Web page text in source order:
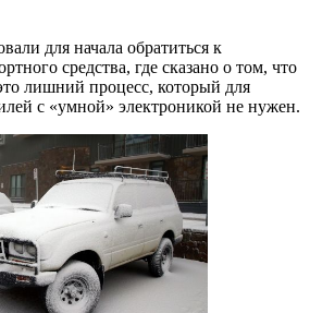
для начала обратиться к
средства, где сказано о том, что
лишний процесс, который для
с «умной» электроникой не нужен.